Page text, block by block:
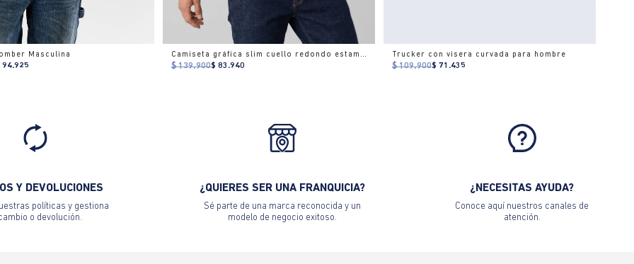
Masculina Camiseta gráfica slim cuello redondo estampado
$ 139.900$ 83.940
Trucker con visera curvada para hombre
$ 109.900$ 71.435
Y DEVOLUCIONES
políticas y gestiona
o devolución.
¿QUIERES SER UNA FRANQUICIA?
Sé parte de una marca reconocida y un
modelo de negocio exitoso.
¿NECESITAS AYUDA?
Conoce aquí nuestros canales de
atención.